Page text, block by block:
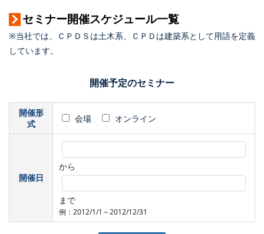
セミナー開催スケジュール一覧
※当社では、ＣＰＤＳは土木系、ＣＰＤは建築系として用語を定義
しています。
開催予定のセミナー
開催形
式
会場 オンライン
開催日
から
まで
例：2012/1/1～2012/12/31